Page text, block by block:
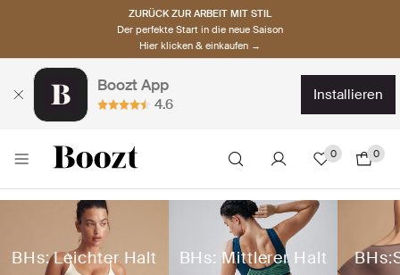
ZURÜCK ZUR ARBEIT MIT STIL
Der perfekte Start in die neue Saison
Hier klicken & einkaufen →
Boozt App
4.6
installieren
0 0
BHs: Leichter Halt BHs: Mittlerer Halt